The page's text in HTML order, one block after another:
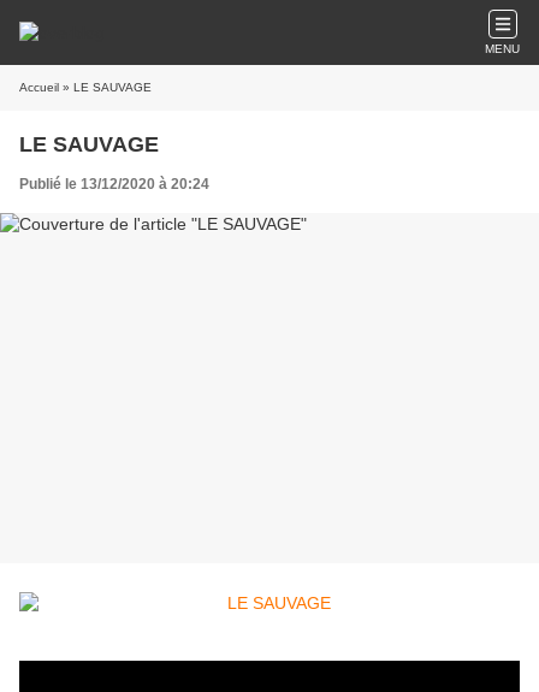
MENU
Accueil » LE SAUVAGE
LE SAUVAGE
Publié le 13/12/2020 à 20:24